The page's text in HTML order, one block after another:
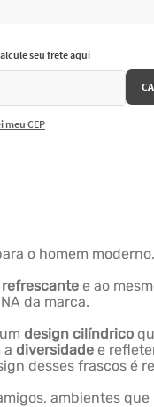
meu CEP
o homem
e ao
da marca.
design cilíndrico
adiversidade e
desses frascos é
ambientes